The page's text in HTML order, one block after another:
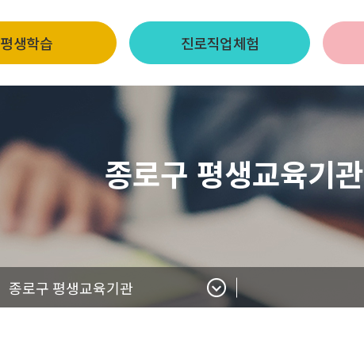
평생학습 진로직업체험
종로구 평생교육기관
종로구 평생교육기관